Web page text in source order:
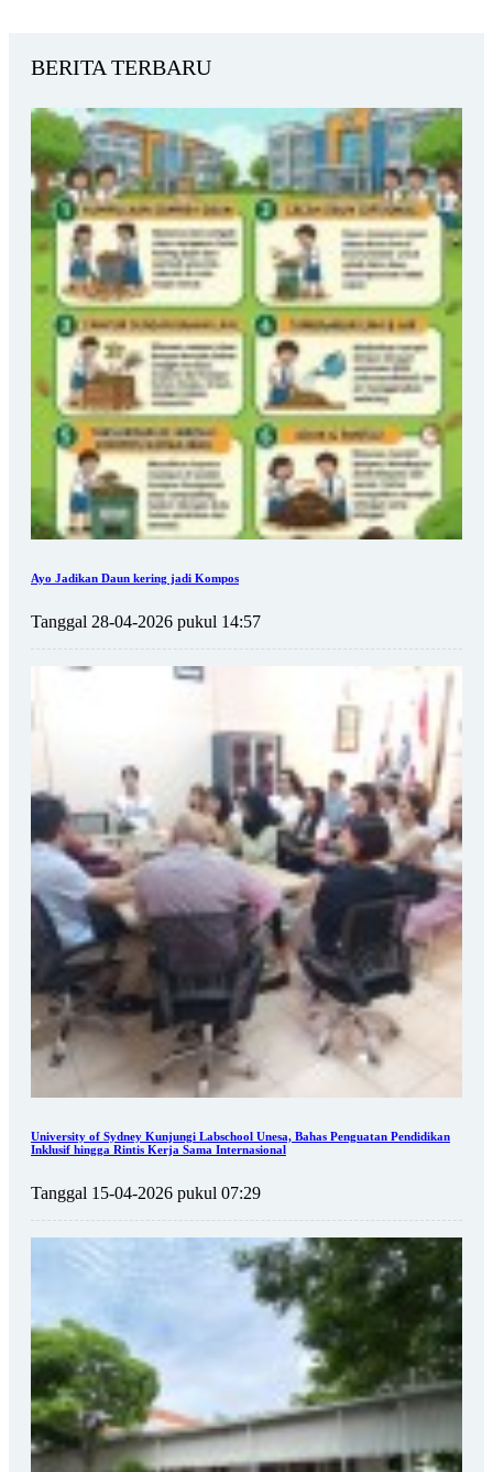
BERITA TERBARU
Ayo Jadikan Daun kering jadi Kompos
Tanggal 28-04-2026 pukul 14:57
University of Sydney Kunjungi Labschool Unesa, Bahas Penguatan Pendidikan
Inklusif hingga Rintis Kerja Sama Internasional
Tanggal 15-04-2026 pukul 07:29